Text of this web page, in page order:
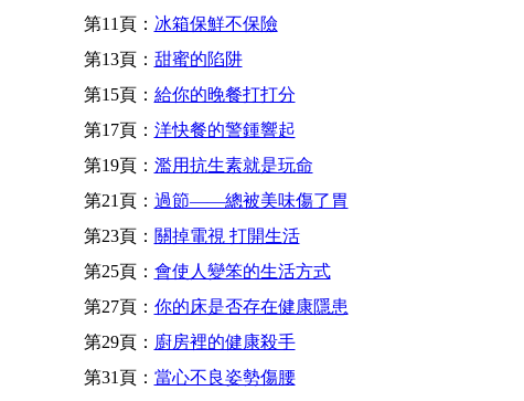
第11頁： 冰箱保鮮不保險
第13頁： 甜蜜的陷阱
第15頁： 給你的晚餐打打分
第17頁： 洋快餐的警鍾響起
第19頁： 濫用抗生素就是玩命
第21頁： 過節——總被美味傷了胃
第23頁： 關掉電視 打開生活
第25頁： 會使人變笨的生活方式
第27頁： 你的床是否存在健康隱患
第29頁： 廚房裡的健康殺手
第31頁： 當心不良姿勢傷腰